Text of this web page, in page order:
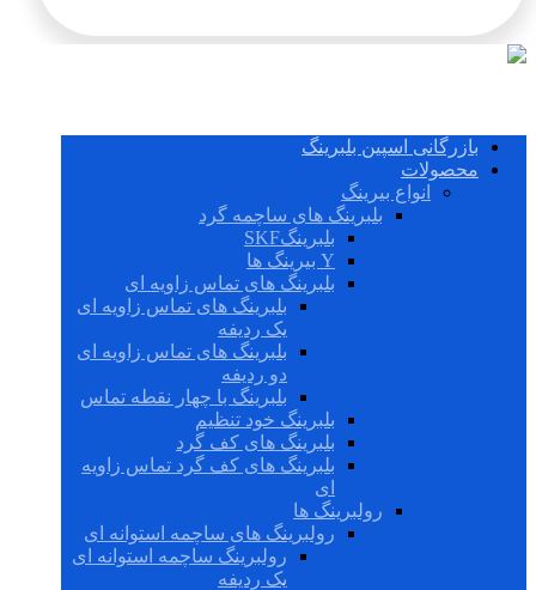
بازرگانی اسپین بلبرینگ
محصولات
انواع بیرینگ
بلبرینگ های ساچمه گرد
بلبرینگSKF
Y بیرینگ ها
بلبرینگ های تماس زاویه ای
بلبرینگ های تماس زاویه ای
یک ردیفه
بلبرینگ های تماس زاویه ای
دو ردیفه
بلبرینگ با چهار نقطه تماس
بلبرینگ خود تنظیم
بلبرینگ های کف گرد
بلبرینگ های کف گرد تماس زاویه
ای
رولبرینگ ها
رولبرینگ های ساچمه استوانه ای
رولبرینگ ساچمه استوانه ای
یک ردیفه